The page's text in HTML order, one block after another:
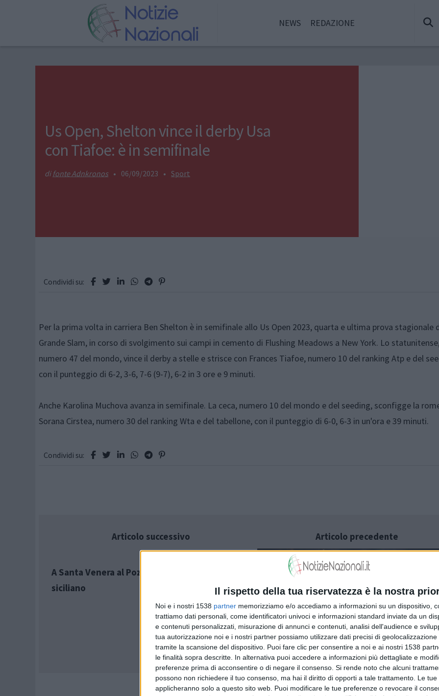
Il rispetto della tua riservatezza è la nostra
Noi e i nostri 1538 partner memorizziamo e/o accediamo a informazioni su un dispositivo,
trattiamo dati personali, come identificatori univoci e informazioni standard inviate da un
e contenuti personalizzati, misurazione di annunci e contenuti, analisi dell'audience e
tua autorizzazione noi e i nostri partner possiamo utilizzare dati precisi di
tramite la scansione del dispositivo. Puoi fare clic per consentire a noi e ai nostri 1538
le finalità sopra descritte. In alternativa puoi accedere a informazioni più dettagliate e
preferenze prima di acconsentire o di negare il consenso. Si rende noto che alcuni
possono non richiedere il tuo consenso, ma hai il diritto di opporti a tale trattamento. Le
applicheranno solo a questo sito web. Puoi modificare le tue preferenze o revocare il
NEWS REDAZIONE
Us Open, Shelton vince il derby Usa
con Tiafoe: è in semifinale
fonte Adnkronos • 06/09/2023 • Sport
Condividi su:
Per la prima volta in carriera Ben Shelton è in semifinale allo Us Open 2023, quarta e ultima prova stagionale
Grande Slam, in corso di svolgimento sui campi in cemento di Flushing Meadows a New York. Lo
numero 47 del mondo, vince il derby a stelle e strisce con Frances Tiafoe, numero 10 del ranking Atp e del
con il punteggio di 6-2, 3-6, 7-6 (9-7), 6-2 in 3 ore e 9 minuti.
Anche Karolina Muchova avanza in semifinale. La ceca, numero 10 del mondo e del seeding, sconfigge la
Sorana Cirstea, numero 30 del ranking Wta e del tabellone, con il punteggio di 6-0, 6-3 in un'ora e 39 minuti.
Condividi su:
Articolo successivo
A Santa Venera al Pozzo la 'Cura' del Coro lirico
siciliano
Articolo precedente
Almanacco di Mercoledì 6 Settembre di
NotizieNazionali!